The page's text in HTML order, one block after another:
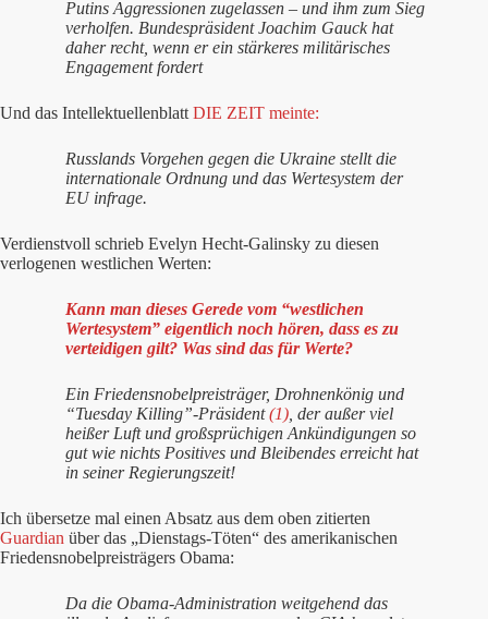
Putins Aggressionen zugelassen – und ihm zum Sieg
verholfen. Bundespräsident Joachim Gauck hat
daher recht, wenn er ein stärkeres militärisches
Engagement fordert
Und das Intellektuellenblatt DIE ZEIT meinte:
Russlands Vorgehen gegen die Ukraine stellt die
internationale Ordnung und das Wertesystem der
EU infrage.
Verdienstvoll schrieb Evelyn Hecht-Galinsky zu diesen
verlogenen westlichen Werten:
Kann man dieses Gerede vom “westlichen
Wertesystem” eigentlich noch hören, dass es zu
verteidigen gilt? Was sind das für Werte?
Ein Friedensnobelpreisträger, Drohnenkönig und
“Tuesday Killing”-Präsident(1) , der außer viel
heißer Luft und großsprüchigen Ankündigungen so
gut wie nichts Positives und Bleibendes erreicht hat
in seiner Regierungszeit!
Ich übersetze mal einen Absatz aus dem oben zitierten
Guardian über das „Dienstags-Töten“ des amerikanischen
Friedensnobelpreisträgers Obama:
Da die Obama-Administration weitgehend das